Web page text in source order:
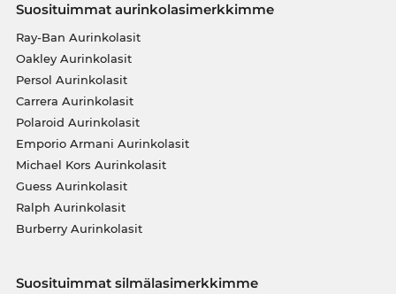
Suosituimmat aurinkolasimerkkimme
Ray-Ban Aurinkolasit
Oakley Aurinkolasit
Persol Aurinkolasit
Carrera Aurinkolasit
Polaroid Aurinkolasit
Emporio Armani Aurinkolasit
Michael Kors Aurinkolasit
Guess Aurinkolasit
Ralph Aurinkolasit
Burberry Aurinkolasit
Suosituimmat silmälasimerkkimme